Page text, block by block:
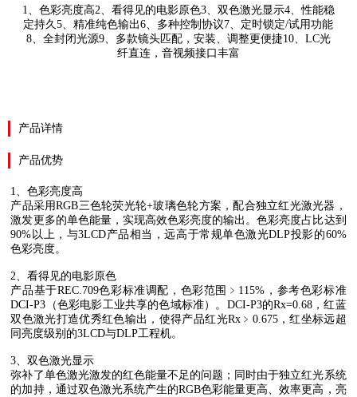
1、色彩亮度高2、看得见的电影原色3、双色激光显示4、性能稳
定持久5、精准纯色输出6、多种控制协议7、定时锁定/试用功能
8、全封闭光源9、多款镜头匹配，安装、调整更便捷10、LC光
纤直连，音视频接口丰富
产品详情
产品优势
1、色彩亮度高
产品采用RGB三色轮荧光轮+玻璃色轮方案，配合独立红光激光器，
激发更多的单色能量，实现高效色彩亮度的输出。色彩亮度占比达到
90%以上，与3LCD产品相当，远高于常规单色激光DLP投影的60%
色彩亮度。
2、看得见的电影原色
产品基于REC.709色彩标准调配，色彩范围﹥ 115% ，参考色彩标准
DCI-P3 （色彩电影工业共享的色域标准）。 DCI-P3的Rx=0.68 ，红蓝
双色激光打造优秀红色输出，使得产品红光Rx﹥ 0.675，红坐标远超
同亮度级别的3LCD与DLP工程机。
3、双色激光显示
弥补了单色激光激发的红色能量不足的问题；同时由于独立红光系统
的加持，通过双色激光系统产生的RGB色彩能量更高、效率更高，亮